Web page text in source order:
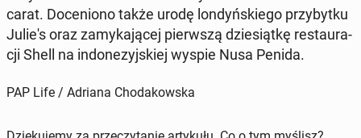
ca­rat. Do­ce­nio­no także urodę lon­dyń­skie­go przy­byt­ku
Julie's oraz za­my­ka­ją­cej pierw­szą dzie­siąt­kę re­stau­ra­
cji Shell na in­do­ne­zyj­skiej wyspie Nusa Penida.
PAP Life / Adriana Chodakowska